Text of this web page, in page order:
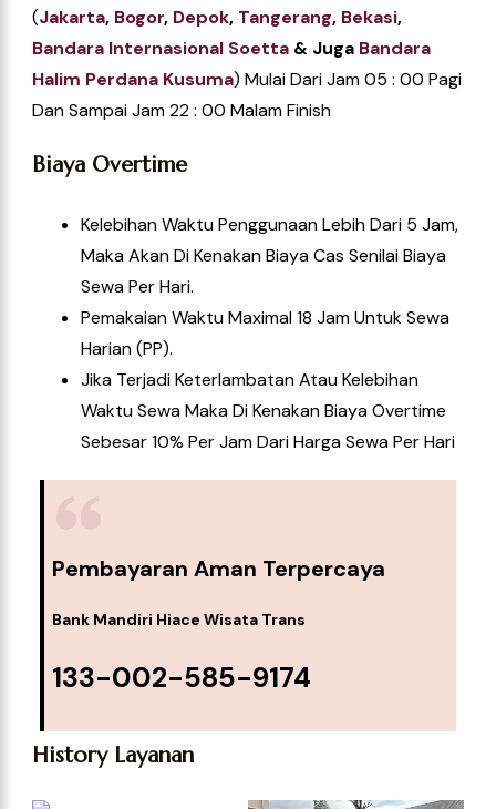
(Jakarta, Bogor, Depok, Tangerang, Bekasi,
BaNdara Internasional Soetta & Juga Bandara
Halim Perdana Kusuma) Mulai Dari Jam 05 : 00 Pagi
Dan Sampai Jam 22 : 00 Malam Finish
Biaya Overtime
Kelebihan Waktu Penggunaan Lebih Dari 5 Jam,
Maka Akan Di Kenakan Biaya Cas Senilai Biaya
Sewa Per Hari.
Pemakaian Waktu Maximal 18 Jam Untuk Sewa
Harian (PP).
Jika Terjadi Keterlambatan Atau Kelebihan
Waktu Sewa Maka Di Kenakan Biaya Overtime
Sebesar 10% Per Jam Dari Harga Sewa Per Hari
Pembayaran Aman Terpercaya
Bank Mandiri Hiace Wisata Trans
133-002-585-9174
History Layanan